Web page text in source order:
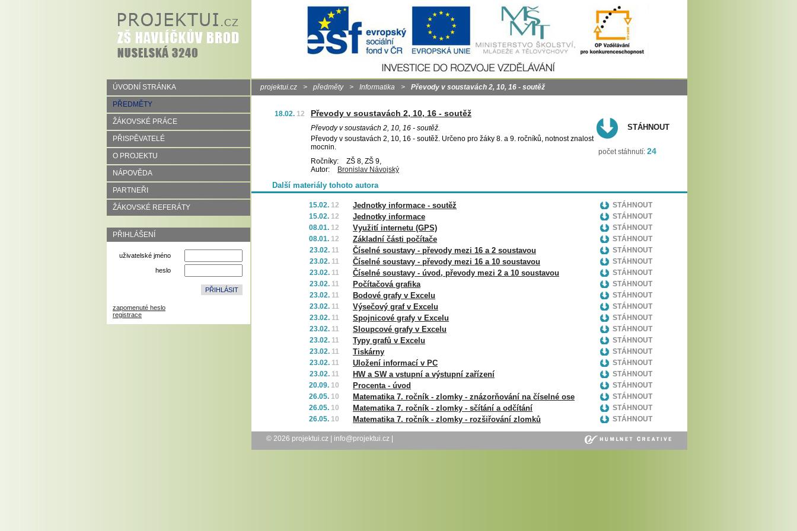
ÚVODNÍ STRÁNKA
PŘEDMĚTY
ŽÁKOVSKÉ PRÁCE
PŘISPĚVATELÉ
O PROJEKTU
NÁPOVĚDA
PARTNEŘI
ŽÁKOVSKÉ REFERÁTY
PŘIHLÁŠENÍ
uživatelské jméno
heslo
zapomenuté heslo
registrace
projektui.cz > předměty > Informatika > Převody v soustavách 2, 10, 16 - soutěž
18.02. 12 Převody v soustavách 2, 10, 16 - soutěž
Převody v soustavách 2, 10, 16 - soutěž.
Převody v soustavách 2, 10, 16 - soutěž. Určeno pro žáky 8. a 9. ročníků, notnost znalost
mocnin.
Ročníky:
ZŠ 8, ZŠ 9,
Autor:
Bronislav Návojský
STÁHNOUT
počet stáhnutí: 24
Další materiály tohoto autora
15.02. 12 Jednotky informace - soutěž
STÁHNOUT
15.02. 12 Jednotky informace
STÁHNOUT
08.01. 12 Využití internetu (GPS)
STÁHNOUT
08.01. 12 Základní části počítače
STÁHNOUT
23.02. 11 Číselné soustavy - převody mezi 16 a 2 soustavou
STÁHNOUT
23.02. 11 Číselné soustavy - převody mezi 16 a 10 soustavou
STÁHNOUT
23.02. 11 Číselné soustavy - úvod, převody mezi 2 a 10 soustavou
STÁHNOUT
23.02. 11 Počítačová grafika
STÁHNOUT
23.02. 11 Bodové grafy v Excelu
STÁHNOUT
23.02. 11 Výsečový graf v Excelu
STÁHNOUT
23.02. 11 Spojnicové grafy v Excelu
STÁHNOUT
23.02. 11 Sloupcové grafy v Excelu
STÁHNOUT
23.02. 11 Typy grafů v Excelu
STÁHNOUT
23.02. 11 Tiskárny
STÁHNOUT
23.02. 11 Uložení informací v PC
STÁHNOUT
23.02. 11 HW a SW a vstupní a výstupní zařízení
STÁHNOUT
20.09. 10 Procenta - úvod
STÁHNOUT
26.05. 10 Matematika 7. ročník - zlomky - znázorňování na číselné ose
STÁHNOUT
26.05. 10 Matematika 7. ročník - zlomky - sčítání a odčítání
STÁHNOUT
26.05. 10 Matematika 7. ročník - zlomky - rozšiřování zlomků STÁHNOUT
© 2026 projektui.cz info@projektui.cz